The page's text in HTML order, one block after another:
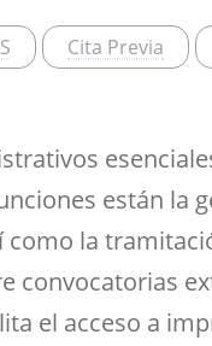
Asociaciones
Orientación y
tutorías
paraCita Previa
están la
la
convocatorias
el acceso a